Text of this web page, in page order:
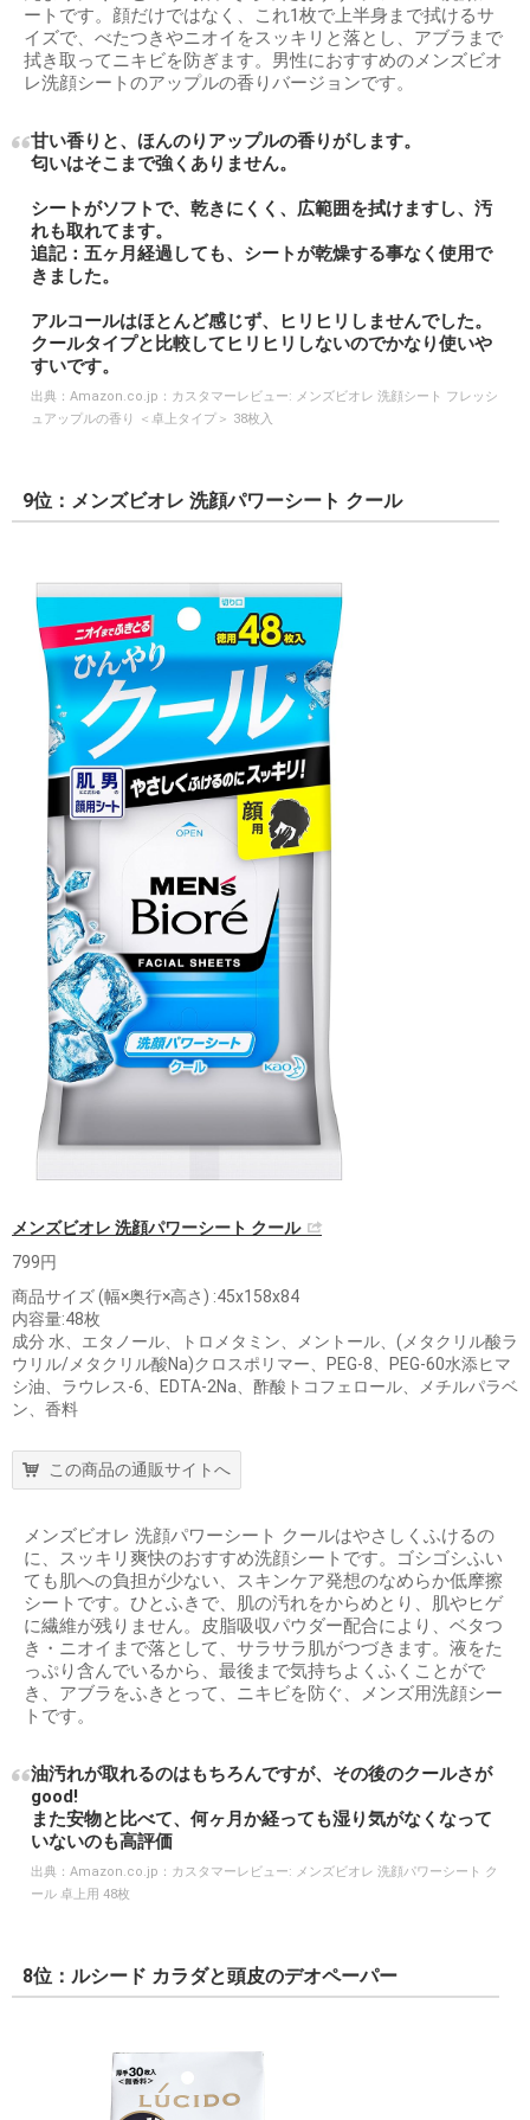
ートです。顔だけではなく、これ1枚で上半身まで拭けるサ
イズで、べたつきやニオイをスッキリと落とし、アブラまで
拭き取ってニキビを防ぎます。男性におすすめのメンズビオ
レ洗顔シートのアップルの香りバージョンです。
甘い香りと、ほんのりアップルの香りがします。
匂いはそこまで強くありません。
シートがソフトで、乾きにくく、広範囲を拭けますし、汚
れも取れてます。
追記：五ヶ月経過しても、シートが乾燥する事なく使用で
きました。
アルコールはほとんど感じず、ヒリヒリしませんでした。
クールタイプと比較してヒリヒリしないのでかなり使いや
すいです。
出典： Amazon.co.jp：カスタマーレビュー: メンズビオレ 洗顔シート フレッシ
ュアップルの香り ＜卓上タイプ＞ 38枚入
9位：メンズビオレ 洗顔パワーシート クール
メンズビオレ 洗顔パワーシート クール
799円
商品サイズ (幅×奥行×高さ) :45x158x84
内容量:48枚
成分 水、エタノール、トロメタミン、メントール、(メタクリル酸ラ
ウリル/メタクリル酸Na)クロスポリマー、PEG-8、PEG-60水添ヒマ
シ油、ラウレス-6、EDTA-2Na、酢酸トコフェロール、メチルパラベ
ン、香料
この商品の通販サイトへ
メンズビオレ 洗顔パワーシート クールはやさしくふけるの
に、スッキリ爽快のおすすめ洗顔シートです。ゴシゴシふい
ても肌への負担が少ない、スキンケア発想のなめらか低摩擦
シートです。ひとふきで、肌の汚れをからめとり、肌やヒゲ
に繊維が残りません。皮脂吸収パウダー配合により、ベタつ
き・ニオイまで落として、サラサラ肌がつづきます。液をた
っぷり含んでいるから、最後まで気持ちよくふくことがで
き、アブラをふきとって、ニキビを防ぐ、メンズ用洗顔シー
トです。
油汚れが取れるのはもちろんですが、その後のクールさが
good!
また安物と比べて、何ヶ月か経っても湿り気がなくなって
いないのも高評価
出典： Amazon.co.jp：カスタマーレビュー: メンズビオレ 洗顔パワーシート ク
ール 卓上用 48枚
8位：ルシード カラダと頭皮のデオペーパー